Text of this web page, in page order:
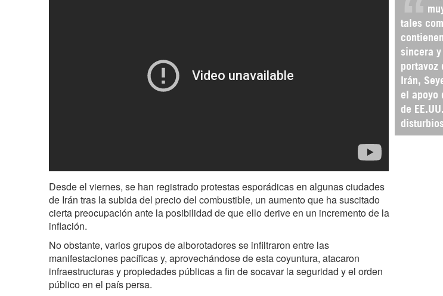
tales
sincera y
portavoz
Irán,
el apoyo
de
Desde el viernes, se han registrado protestas esporádicas en algunas ciudades
de Irán tras la subida del precio del combustible, un aumento que ha suscitado
cierta preocupación ante la posibilidad de que ello derive en un incremento de la
inflación.
No obstante, varios grupos de alborotadores se infiltraron entre las
manifestaciones pacíficas y, aprovechándose de esta coyuntura, atacaron
infraestructuras y propiedades públicas a fin de socavar la seguridad y el orden
público en el país persa.